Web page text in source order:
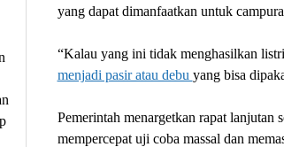
yang dapat dimanfaatkan untuk
“Kalau yang ini tidak menghasilkan
menjadi pasir atau debu yang bisa
Pemerintah menargetkan rapat lanjutan
mempercepat uji coba massal dan